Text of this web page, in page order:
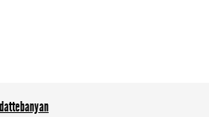
dattebanyan